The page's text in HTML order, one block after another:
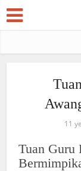
11
Tuan Guru